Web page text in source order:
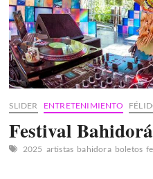
SLIDER ENTRETENIMIENTO
Festival
2025 artistas bahidora boletos